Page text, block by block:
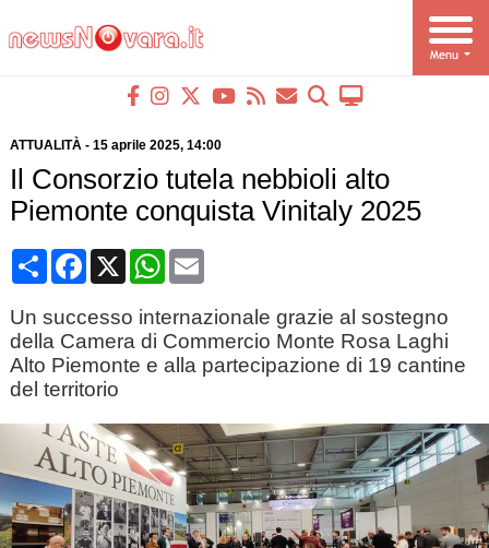
ATTUALITÀ- 15 aprile 2025, 14:00
Il Consorzio tutela nebbioli alto
Piemonte conquista Vinitaly 2025
CondividiFacebook
X WhatsApp
Email
Un successo internazionale grazie al sostegno
della Camera di Commercio Monte Rosa Laghi
Alto Piemonte e alla partecipazione di 19 cantine
del territorio